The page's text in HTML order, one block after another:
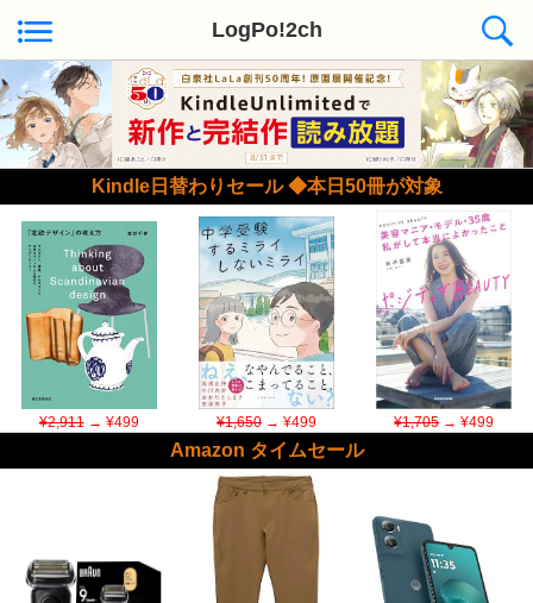
LogPo!2ch
Kindle日替わりセール ◆本日50冊が対象
¥2,911→ ¥499 ¥1,650→ ¥499 ¥1,705→ ¥499
Amazon タイムセール